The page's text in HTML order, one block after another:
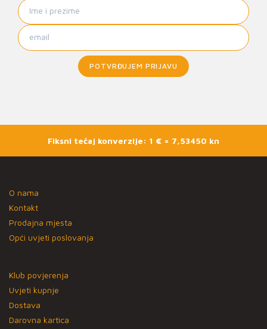
POTVRĐUJEM PRIJAVU
Fiksni tečaj konverzije: 1 € = 7,53450 kn
O nama
Kontakt
Prodajna mjesta
Opći uvjeti poslovanja
Klub povjerenja
Uvjeti kupnje
Dostava
Darovna kartica